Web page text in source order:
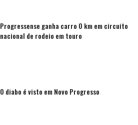
Progressense ganha carro 0 km em circuito
nacional de rodeio em touro
O diabo é visto em Novo Progresso